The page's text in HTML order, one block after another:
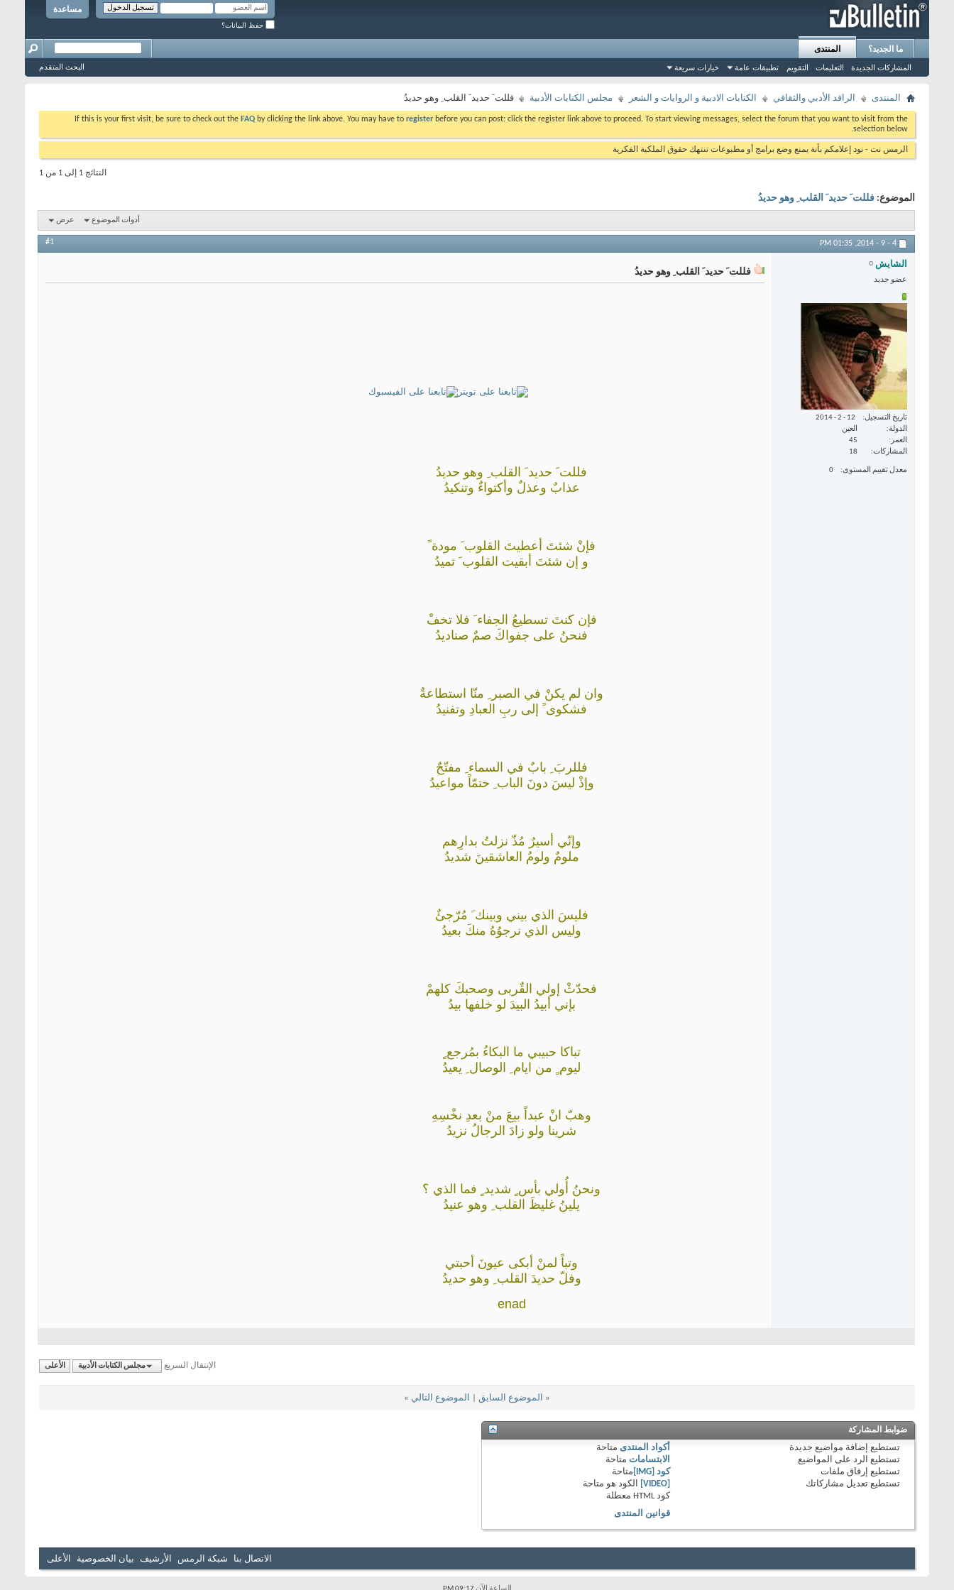
مساعدة
حفظ البيانات؟
ما الجديد؟ المنتدى
المشاركات الجديدة التعليمات التقويم تطبيقات عامة خيارات سريعة البحث المتقدم
المنتدى الرافد الأدبي والثقافي الكتابات الادبية و الروايات و الشعر مجلس الكتابات الأدبية فللت َ حديد َ القلب ِ وهو حديدُ
If this is your first visit, be sure to check out the FAQ by clicking the link above. You may have to register before you can post: click the register link above to proceed. To start viewing messages, select the forum that you want to visit from the
selection below.
الرمس نت - نود إعلامكم بأنة يمنع وضع برامج أو مطبوعات تنتهك حقوق الملكية الفكرية
النتائج 1 إلى 1 من 1
الموضوع: فللت َ حديد َ القلب ِ وهو حديدُ
أدوات الموضوع عرض
4 - 9 - 2014,
01:35 PM
#1
الشايش
عضو جديد
تاريخ التسجيل
12 - 2 - 2014
الدولة
العين
العمر
45
المشاركات
18
معدل تقييم المستوى 0
فللت َ حديد َ القلب ِ وهو حديدُ
فللت َ حديد َ القلب ِ وهو حديدُ
عذابٌ وعذلٌ وأكتواءٌ وتنكيدُ
فإنْ شئتَ أعطيتَ القلوب َ مودة ً
و إن شئتَ أبقيت القلوب َ تميدُ
فإن كنتَ تسطيعُ الجفاء َ فلا تخفْ
فنحنُ على جفواكَ صمٌ صناديدُ
وان لم يكنْ في الصبر ِ منّا استطاعةٌ
فشكوى ً إلى ربِ العبادِ وتفنيدُ
فللربَ ِ بابٌ في السماء ِ مفتّحٌ
وإذْ ليسَ دونَ الباب ِ حتمّاً مواعيدُ
وإنّي أسيرٌ مُذّ نزلتُ بدارِهم
ملومٌ ولومُ العاشقينَ شديدُ
فليسَ الذي بيني وبينك َ مُرّجئٌ
وليس الذي نرجوُهُ منكَ بعيدُ
فحدّثْ إولي القٌربى وصحبكَ كلهمْ
بإني أبيدُ البيدَ لو خلفها بيدُ
تباكا حبيبي ما البكاءُ بمُرجع ٍ
ليوم ٍ من ايام ِ الوصال ِ يعيدُ
وهبّ انْ عبداً بيعَ منْ بعدِ نخْسِهِ
شرينا ولو زادَ الرجالُ نزيدُ
ونحنُ أُولي بأس ٍ شديد ٍ فما الذي ؟
يلينُ غليظَ القلب ِ وهو عنيدُ
وتباً لمنْ أبكى عيونَ أحبتي
وفلّ حديدَ القلب ِ وهو حديدُ
enad
الإنتقال السريع مجلس الكتابات الأدبية الأعلى
« الموضوع السابق الموضوع التالي »
ضوابط المشاركة
تستطيعإضافة مواضيع جديدة
تستطيعالرد على المواضيع
تستطيعإرفاق ملفات
تستطيعتعديل مشاركاتك
أكواد المنتدى متاحة
الابتسامات متاحة
كود [IMG]
متاحة
الكود هو متاحة
كود HTML
معطلة
قوانين المنتدى
الاتصال بنا شبكة الرمس الأرشيف بيان الخصوصية الأعلى